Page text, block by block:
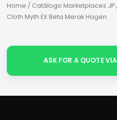
Home / Catálogo Marketplaces JP
Cloth Myth EX Beta Merak Hagen
ASK FOR A QUOTE